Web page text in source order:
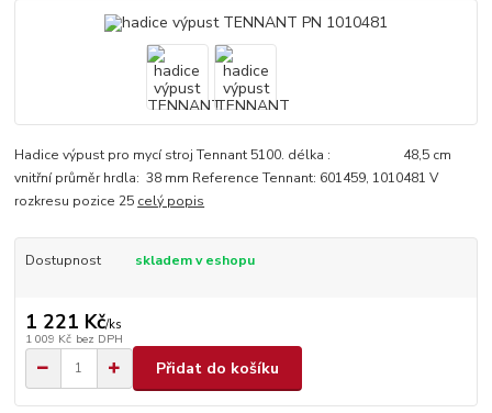
Hadice výpust pro mycí stroj Tennant 5100. délka : 48,5 cm
vnitřní průměr hrdla: 38 mm Reference Tennant: 601459, 1010481 V
rozkresu pozice 25 celý popis
Dostupnost skladem v eshopu
1 221 Kč/ks
1 009 Kč bez DPH
Přidat do košíku